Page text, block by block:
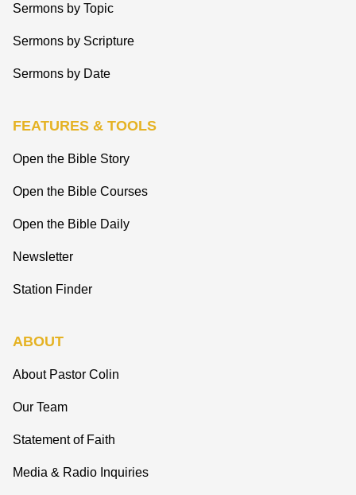
Sermons by Topic
Sermons by Scripture
Sermons by Date
FEATURES & TOOLS
Open the Bible Story
Open the Bible Courses
Open the Bible Daily
Newsletter
Station Finder
ABOUT
About Pastor Colin
Our Team
Statement of Faith
Media & Radio Inquiries